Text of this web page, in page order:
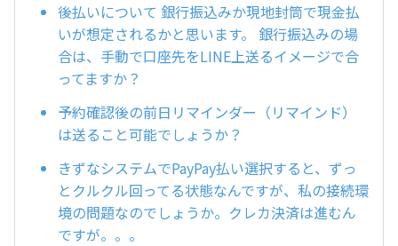
後払いについて 銀行振込みか現地封筒で現金払
いが想定されるかと思います。 銀行振込みの場
合は、手動で口座先をLINE上送るイメージで合
ってますか？
予約確認後の前日リマインダー（リマインド）
は送ること可能でしょうか？
きずなシステムでPayPay払い選択すると、ずっ
とクルクル回ってる状態なんですが、私の接続環
境の問題なのでしょうか。クレカ決済は進むん
ですが。。。